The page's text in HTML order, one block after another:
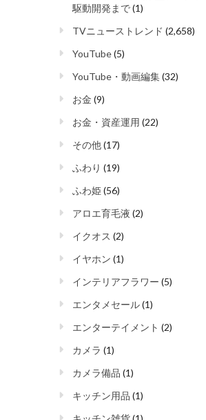
駆動開発まで(1)
TVニューストレンド (2,658)
YouTube(5)
YouTube・動画編集(32)
お金 (9)
お金・資産運用 (22)
その他(17)
ふわり (19)
ふわ姫 (56)
アロエ育毛液 (2)
イクオス (2)
イヤホン (1)
インテリアフラワー (5)
エンタメセール(1)
エンターテイメント (2)
カメラ (1)
カメラ備品 (1)
キッチン用品 (1)